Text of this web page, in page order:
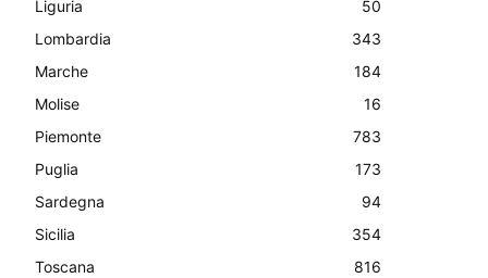
Liguria
50
Lombardia
343
Marche
184
Molise
16
Piemonte
783
Puglia
173
Sardegna
94
Sicilia
354
Toscana
816